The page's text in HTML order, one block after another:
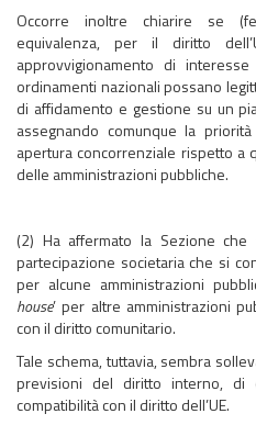
Occorre inoltre chiarire se
equivalenza, per il diritto
approvvigionamento di
ordinamenti nazionali possano
di affidamento e gestione su un
assegnando comunque la
apertura concorrenziale rispetto a
delle amministrazioni pubbliche.
(2) Ha affermato la Sezione che
partecipazione societaria che si
per alcune amministrazioni
house’ per altre amministrazioni
con il diritto comunitario.
Tale schema, tuttavia, sembra
previsioni del diritto interno, di
compatibilità con il diritto dell’UE.